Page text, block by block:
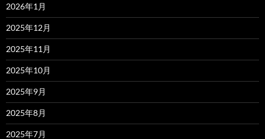
2026年1月
2025年12月
2025年11月
2025年10月
2025年9月
2025年8月
2025年7月